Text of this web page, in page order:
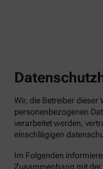
Wir, die Betreiber dieser
personenbezogenen
verarbeitet werden,
einschlägigen
Im Folgenden
Zusammenhang mit der